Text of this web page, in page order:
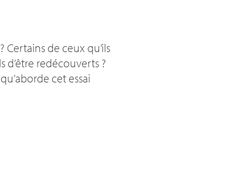
? Certains de ceux qu’ils
d’être redécouverts ?
cet essai